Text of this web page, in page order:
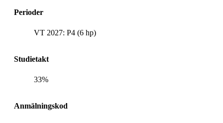
Perioder
VT 2027: P4 (6 hp)
Studietakt
33%
Anmälningskod